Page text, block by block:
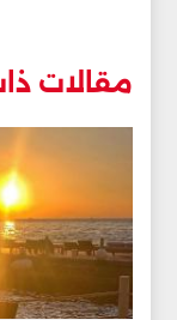
مقالات